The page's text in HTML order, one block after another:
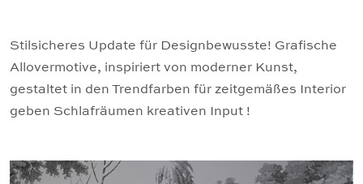
Stilsicheres Update für Designbewusste! Grafische
Allovermotive, inspiriert von moderner Kunst,
gestaltet in den Trendfarben für zeitgemäßes Interior
geben Schlafräumen kreativen Input !